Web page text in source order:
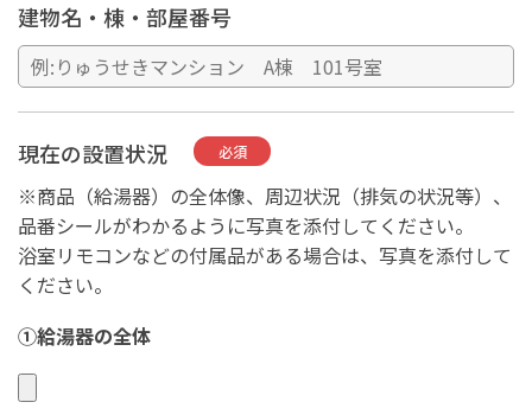
建物名・棟・部屋番号
現在の設置状況 必須
※商品（給湯器）の全体像、周辺状況（排気の状況等）、
品番シールがわかるように写真を添付してください。
浴室リモコンなどの付属品がある場合は、写真を添付して
ください。
①給湯器の全体